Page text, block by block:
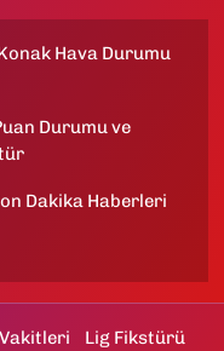
Hava Durumu
Durumu ve
Dakika Haberleri
Lig Fikstürü